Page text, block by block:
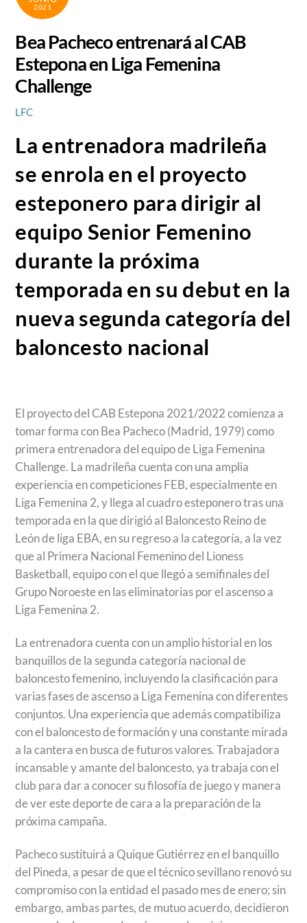
2021
Bea Pacheco entrenará al CAB
Estepona en Liga Femenina
Challenge
LFC
La entrenadora madrileña
se enrola en el proyecto
esteponero para dirigir al
equipo Senior Femenino
durante la próxima
temporada en su debut en la
nueva segunda categoría del
baloncesto nacional
El proyecto del CAB Estepona 2021/2022 comienza a
tomar forma con Bea Pacheco (Madrid, 1979) como
primera entrenadora del equipo de Liga Femenina
Challenge. La madrileña cuenta con una amplia
experiencia en competiciones FEB, especialmente en
Liga Femenina 2, y llega al cuadro esteponero tras una
temporada en la que dirigió al Baloncesto Reino de
León de liga EBA, en su regreso a la categoría, a la vez
que al Primera Nacional Femenino del Lioness
Basketball, equipo con el que llegó a semifinales del
Grupo Noroeste en las eliminatorias por el ascenso a
Liga Femenina 2.
La entrenadora cuenta con un amplio historial en los
banquillos de la segunda categoría nacional de
baloncesto femenino, incluyendo la clasificación para
varias fases de ascenso a Liga Femenina con diferentes
conjuntos. Una experiencia que además compatibiliza
con el baloncesto de formación y una constante mirada
a la cantera en busca de futuros valores. Trabajadora
incansable y amante del baloncesto, ya trabaja con el
club para dar a conocer su filosofía de juego y manera
de ver este deporte de cara a la preparación de la
próxima campaña.
Pacheco sustituirá a Quique Gutiérrez en el banquillo
del Pineda, a pesar de que el técnico sevillano renovó su
compromiso con la entidad el pasado mes de enero; sin
embargo, ambas partes, de mutuo acuerdo, decidieron